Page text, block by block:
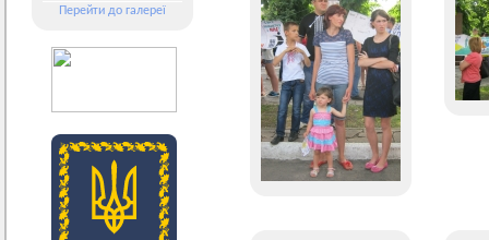
Перейти до галереї